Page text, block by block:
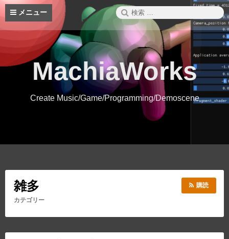
コ
ス
メニュー
検
索:
MachiaWorks
Create Music/Game/Programming/Demoscene
雑多
カテゴリー
購読